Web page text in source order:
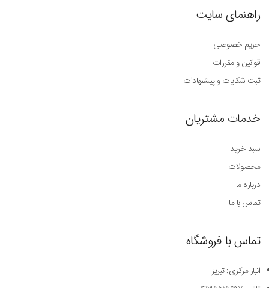
راهنمای سایت
حریم خصوصی
قوانین و مقررات
ثبت شکایات و پیشنهادات
خدمات مشتریان
سبد خرید
محصولات
درباره ما
تماس با ما
تماس با فروشگاه
انبار مرکزی: تبریز